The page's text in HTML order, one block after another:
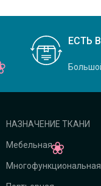
ЕСТЬ
НАЗНАЧЕНИЕ ТКАНИ
Мебельная
Многофункциональная